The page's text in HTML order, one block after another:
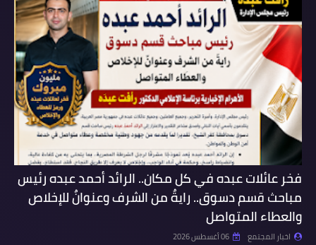
فخر عائلات عبده في كل مكان.. الرائد أحمد عبده رئيس
مباحث قسم دسوق.. رايةٌ من الشرف وعنوانٌ للإخلاص
والعطاء المتواصل
اخبار المجتمع 06 أغسطس 2026